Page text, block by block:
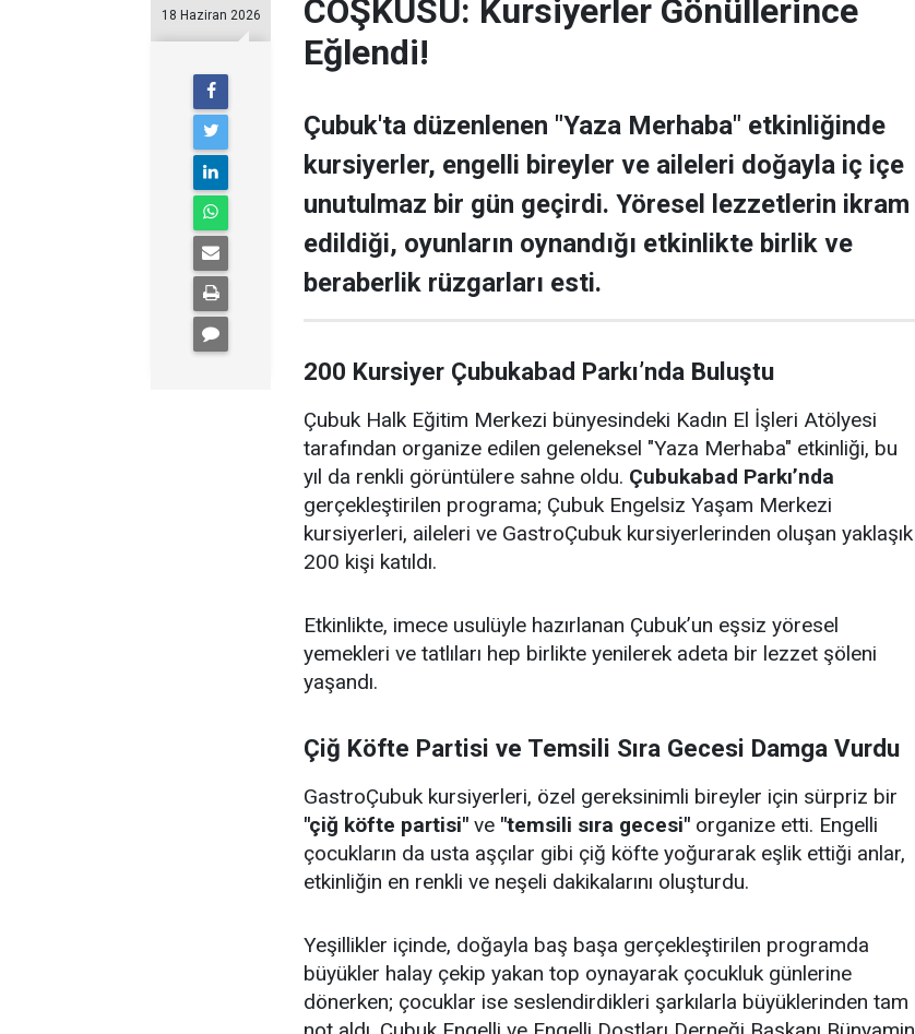
18 Haziran 2026
COŞKUSU: Kursiyerler Gönüllerince
Eğlendi!
Çubuk'ta düzenlenen "Yaza Merhaba" etkinliğinde
kursiyerler, engelli bireyler ve aileleri doğayla iç içe
unutulmaz bir gün geçirdi. Yöresel lezzetlerin ikram
edildiği, oyunların oynandığı etkinlikte birlik ve
beraberlik rüzgarları esti.
200 Kursiyer Çubukabad Parkı’nda Buluştu
Çubuk Halk Eğitim Merkezi bünyesindeki Kadın El İşleri Atölyesi
tarafından organize edilen geleneksel "Yaza Merhaba" etkinliği, bu
yıl da renkli görüntülere sahne oldu. Çubukabad Parkı’nda
gerçekleştirilen programa; Çubuk Engelsiz Yaşam Merkezi
kursiyerleri, aileleri ve GastroÇubuk kursiyerlerinden oluşan yaklaşık
200 kişi katıldı.
Etkinlikte, imece usulüyle hazırlanan Çubuk’un eşsiz yöresel
yemekleri ve tatlıları hep birlikte yenilerek adeta bir lezzet şöleni
yaşandı.
Çiğ Köfte Partisi ve Temsili Sıra Gecesi Damga Vurdu
GastroÇubuk kursiyerleri, özel gereksinimli bireyler için sürpriz bir
"çiğ köfte partisi" ve "temsili sıra gecesi" organize etti. Engelli
çocukların da usta aşçılar gibi çiğ köfte yoğurarak eşlik ettiği anlar,
etkinliğin en renkli ve neşeli dakikalarını oluşturdu.
Yeşillikler içinde, doğayla baş başa gerçekleştirilen programda
büyükler halay çekip yakan top oynayarak çocukluk günlerine
dönerken; çocuklar ise seslendirdikleri şarkılarla büyüklerinden tam